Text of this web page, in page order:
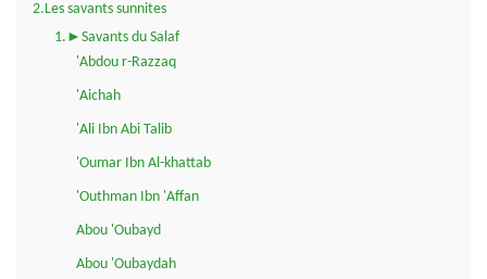
2.Les savants sunnites
1.►Savants du Salaf
'Abdou r-Razzaq
'Aichah
'Ali Ibn Abi Talib
'Oumar Ibn Al-khattab
'Outhman Ibn 'Affan
Abou 'Oubayd
Abou 'Oubaydah